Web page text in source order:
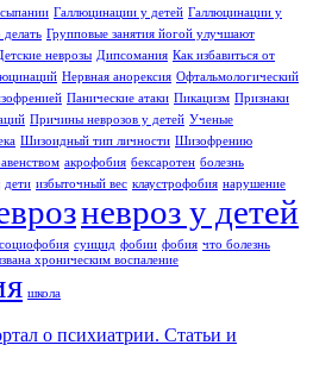
Галлюцинации у детей Галлюцинации у
Групповые занятия йогой улучшают
неврозы Дипсомания Как избавиться от
Нервная анорексия Офтальмологический
Панические атаки Пикацизм Признаки
Причины неврозов у детей Ученые
Шизоидный тип личности Шизофрению
акрофобия бексаротен болезнь
дети избыточный вес клаустрофобия нарушение
невроз у детей
социофобия суицид фобии фобия что болезнь
хроническим воспаление
школа
о психиатрии. Статьи и